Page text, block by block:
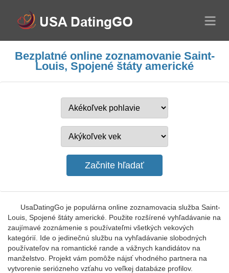
Bezplatné online zoznamovanie Saint-
Louis, Spojené štáty americké
UsaDatingGo je populárna online zoznamovacia služba Saint-
Louis, Spojené štáty americké. Použite rozšírené vyhľadávanie na
zaujímavé zoznámenie s používateľmi všetkých vekových
kategórií. Ide o jedinečnú službu na vyhľadávanie slobodných
používateľov na romantické rande a vážnych kandidátov na
manželstvo. Projekt vám pomôže nájsť vhodného partnera na
vytvorenie seriózneho vzťahu vo veľkej databáze profilov.